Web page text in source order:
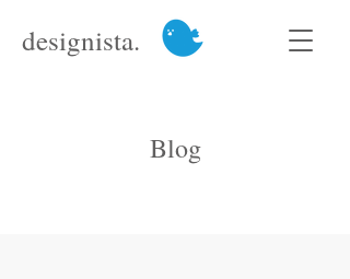
designista.
Blog